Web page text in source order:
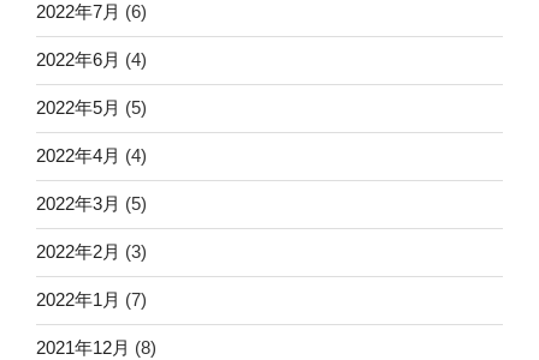
2022年7月 (6)
2022年6月 (4)
2022年5月 (5)
2022年4月 (4)
2022年3月 (5)
2022年2月 (3)
2022年1月 (7)
2021年12月 (8)